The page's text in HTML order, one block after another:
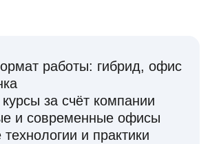
работы: гибрид, офис
за счёт компании
и современные офисы
и практики